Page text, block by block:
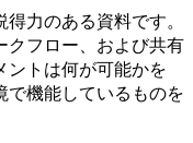
力のある資料です。
クフロー、および共有
ントは何が可能かを
で機能しているものを